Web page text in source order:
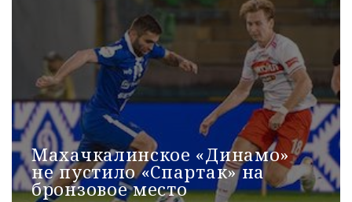
или через соц. сети
Махачкалинское «Динамо»
не пустило «Спартак» на
бронзовое место